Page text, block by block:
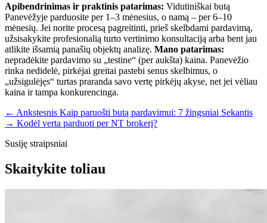
Apibendrinimas ir praktinis patarimas: Vidutiniškai butą
Panevėžyje parduosite per 1–3 mėnesius, o namą – per 6–10
mėnesių. Jei norite procesą pagreitinti, prieš skelbdami pardavimą,
užsisakykite profesionalią turto vertinimo konsultaciją arba bent jau
atlikite išsamią panašių objektų analizę. Mano patarimas:
nepradėkite pardavimo su „testine“ (per aukšta) kaina. Panevėžio
rinka nedidelė, pirkėjai greitai pastebi senus skelbimus, o
„užsigulėjęs“ turtas praranda savo vertę pirkėjų akyse, net jei vėliau
kaina ir tampa konkurencinga.
← Ankstesnis Kaip paruošti butą pardavimui: 7 žingsniai Sekantis
→ Kodėl verta parduoti per NT brokerį?
Susiję straipsniai
Skaitykite toliau